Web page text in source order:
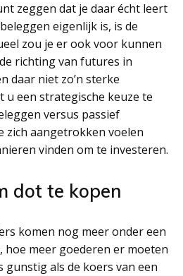
zeggen dat je daar écht leert
eigenlijk is, is de
zou je er ook voor kunnen
richting van futures in
daar niet zo’n sterke
u een strategische keuze te
versus passief
zich aangetrokken voelen
vinden om te investeren.
dot te kopen
komen nog meer onder een
meer goederen er moeten
gunstig als de koers van een